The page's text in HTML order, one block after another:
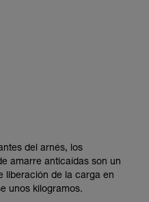
solo y con total
de forma
relacionadas con
otras que no
del arnés, los
amarre anticaídas son un
liberación de la carga en
unos kilogramos.